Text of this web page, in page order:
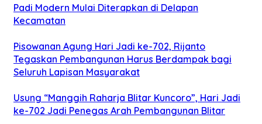
Padi Modern Mulai Diterapkan di Delapan
Kecamatan
Pisowanan Agung Hari Jadi ke-702, Rijanto
Tegaskan Pembangunan Harus Berdampak bagi
Seluruh Lapisan Masyarakat
Usung “Manggih Raharja Blitar Kuncoro”, Hari Jadi
ke-702 Jadi Penegas Arah Pembangunan Blitar